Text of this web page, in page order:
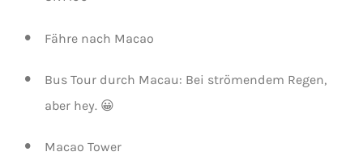
Fähre nach Macao
Bus Tour durch Macau: Bei strömendem Regen,
aber hey. 😀
Macao Tower